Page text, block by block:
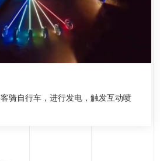
骑自行车，进行发电，触发互动喷